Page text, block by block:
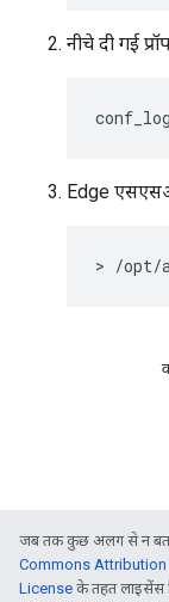
नीचे दी गई
Edge एसएसओ
> /opt/
जब तक कुछ अलग से न
Commons Attribution
License के तहत लाइसेंस